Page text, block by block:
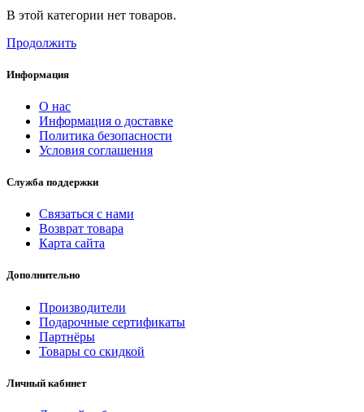
В этой категории нет товаров.
Продолжить
Информация
О нас
Информация о доставке
Политика безопасности
Условия соглашения
Служба поддержки
Связаться с нами
Возврат товара
Карта сайта
Дополнительно
Производители
Подарочные сертификаты
Партнёры
Товары со скидкой
Личный кабинет